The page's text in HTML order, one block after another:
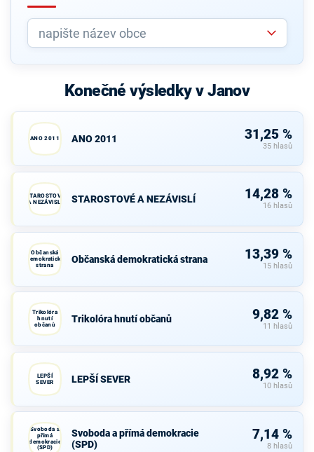
Konečné výsledky v Janov
ANO 2011 ANO 2011 31,25 %
35 hlasů
STAROSTOVÉ
A NEZÁVISLÍ
STAROSTOVÉ A NEZÁVISLÍ 14,28 %
16 hlasů
Občanská
demokratická
strana
Občanská demokratická strana 13,39 %
15 hlasů
Trikolóra
hnutí
občanů
Trikolóra hnutí občanů 9,82 %
11 hlasů
LEPŠÍ
SEVER
LEPŠÍ SEVER 8,92 %
10 hlasů
Svoboda a
přímá
demokracie
(SPD)
Svoboda a přímá demokracie
(SPD)
7,14 %
8 hlasů